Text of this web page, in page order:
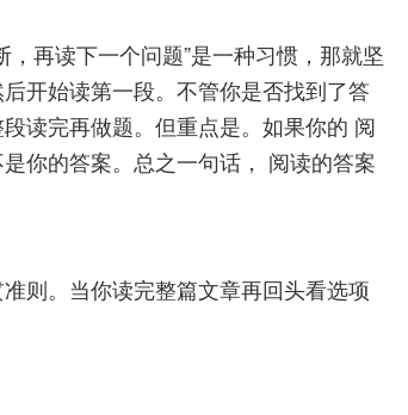
再读下一个问题”是一种习惯，那就坚
开始读第一段。不管你是否找到了答
读完再做题。但重点是。如果你的 阅
你的答案。总之一句话， 阅读的答案
则。当你读完整篇文章再回头看选项